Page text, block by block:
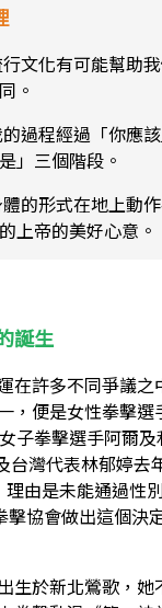
文化有可能幫助
。
過程經過「你應
」三個階段。
的形式在地上動
上帝的美好心意。
誕生
在許多不同爭議之
，便是女性拳擊
子拳擊選手阿爾
台灣代表林郁婷去
理由是未能通過性
擊協會做出這個決
生於新北鶯歌，